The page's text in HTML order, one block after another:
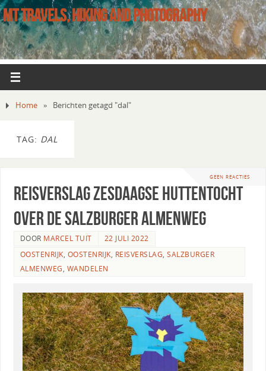
MT TRAVELS, HIKING AND PHOTOGRAPHY
Home » Berichten getagd "dal"
TAG: DAL
GEEN REACTIES
Reisverslag zesdaagse huttentocht
over de Salzburger Almenweg
DOOR MARCEL TUIT
22 JULI 2022
OOSTENRIJK, OOSTENRIJK, REISVERSLAG,SALZBURGER
ALMENWEG, WANDELEN